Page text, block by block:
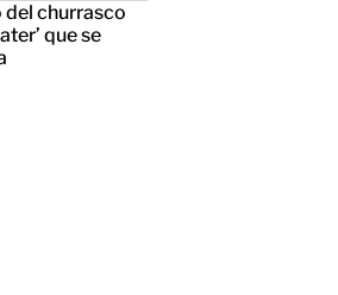
del churrasco
que se